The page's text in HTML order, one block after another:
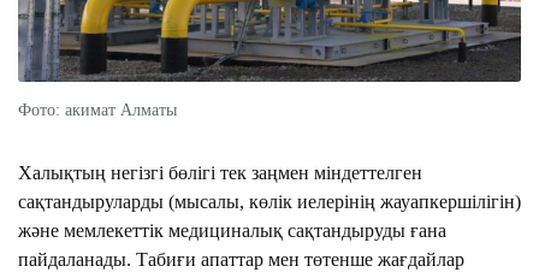
Фото: акимат Алматы
Халықтың негізгі бөлігі тек заңмен міндеттелген
сақтандыруларды (мысалы, көлік иелерінің жауапкершілігін)
және мемлекеттік медициналық сақтандыруды ғана
пайдаланады. Табиғи апаттар мен төтенше жағдайлар